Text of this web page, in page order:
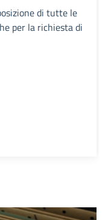
di tutte le
per la richiesta di